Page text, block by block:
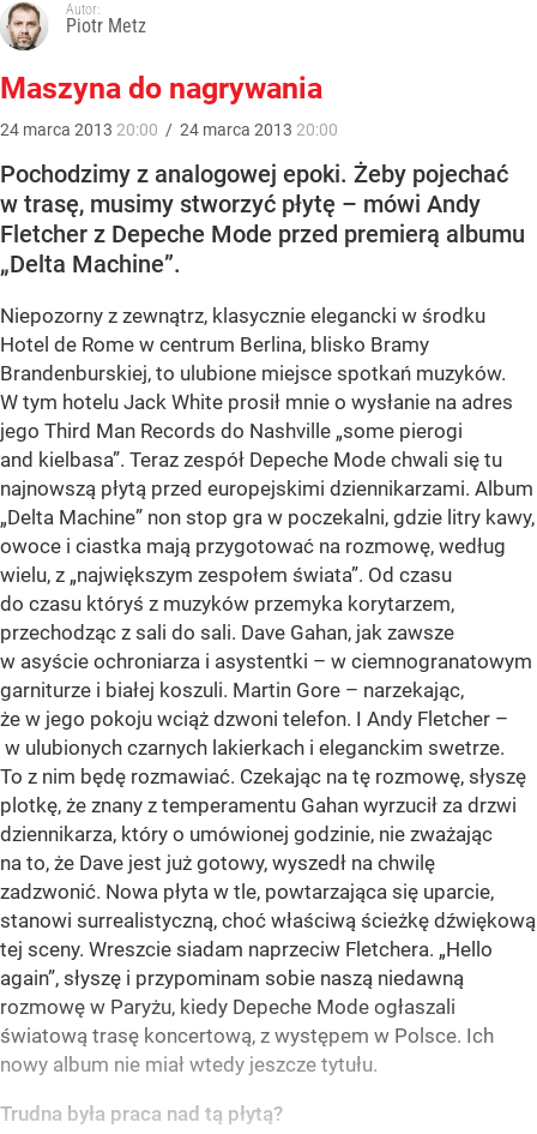
Autor:
Piotr Metz
Maszyna do nagrywania
24 marca 2013 20:00 / 24 marca 2013 20:00
Pochodzimy z analogowej epoki. Żeby pojechać
w trasę, musimy stworzyć płytę – mówi Andy
Fletcher z Depeche Mode przed premierą albumu
„Delta Machine”.
Niepozorny z zewnątrz, klasycznie elegancki w środku
Hotel de Rome w centrum Berlina, blisko Bramy
Brandenburskiej, to ulubione miejsce spotkań muzyków.
W tym hotelu Jack White prosił mnie o wysłanie na adres
jego Third Man Records do Nashville „some pierogi
and kielbasa”. Teraz zespół Depeche Mode chwali się tu
najnowszą płytą przed europejskimi dziennikarzami. Album
„Delta Machine” non stop gra w poczekalni, gdzie litry kawy,
owoce i ciastka mają przygotować na rozmowę, według
wielu, z „największym zespołem świata”. Od czasu
do czasu któryś z muzyków przemyka korytarzem,
przechodząc z sali do sali. Dave Gahan, jak zawsze
w asyście ochroniarza i asystentki – w ciemnogranatowym
garniturze i białej koszuli. Martin Gore – narzekając,
że w jego pokoju wciąż dzwoni telefon. I Andy Fletcher –
w ulubionych czarnych lakierkach i eleganckim swetrze.
To z nim będę rozmawiać. Czekając na tę rozmowę, słyszę
plotkę, że znany z temperamentu Gahan wyrzucił za drzwi
dziennikarza, który o umówionej godzinie, nie zważając
na to, że Dave jest już gotowy, wyszedł na chwilę
zadzwonić. Nowa płyta w tle, powtarzająca się uparcie,
stanowi surrealistyczną, choć właściwą ścieżkę dźwiękową
tej sceny. Wreszcie siadam naprzeciw Fletchera. „Hello
again”, słyszę i przypominam sobie naszą niedawną
rozmowę w Paryżu, kiedy Depeche Mode ogłaszali
światową trasę koncertową, z występem w Polsce. Ich
nowy album nie miał wtedy jeszcze tytułu.
Trudna była praca nad tą płytą?